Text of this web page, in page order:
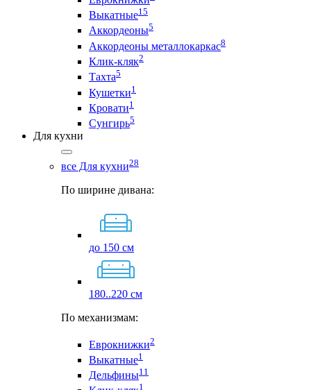
Выкатные15
Аккордеоны5
Аккордеоны металлокаркас8
Клик-кляк2
Тахта5
Кушетки1
Кровати1
Сунгирь5
Для кухни
все Для кухни28
По ширине дивана:
до 150 см
180..220 см
По механизмам:
Еврокнижки2
Выкатные1
Дельфины11
1